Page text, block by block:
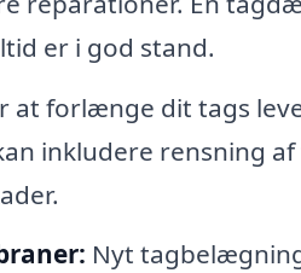
er i god stand.
at forlænge dit tags
inkludere rensning
Nyt